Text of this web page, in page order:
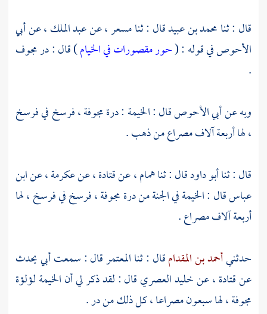
قال : ثنامحمد بن عبيدقال : ثنامسعر، عنعبد الملك، عنأبي
الأحوصفي قوله : (حور مقصورات في الخيام) قال : در مجوف
.
وبه عنأبي الأحوصقال : الخيمة : درة مجوفة ، فرسخ في فرسخ
، لها أربعة آلاف مصراع من ذهب .
قال : ثناأبو داودقال : ثناهمام، عنقتادة، عنعكرمة، عنابن
عباسقال : الخيمة في الجنة من درة مجوفة ، فرسخ في فرسخ ، لها
أربعة آلاف مصراع .
حدثنيأحمد بن المقدامقال : ثناالمعتمرقال : سمعت أبي يحدث
عنقتادة، عنخليد العصريقال : لقد ذكر لي أن الخيمة لؤلؤة
مجوفة ، لها سبعون مصراعا ، كل ذلك من در .